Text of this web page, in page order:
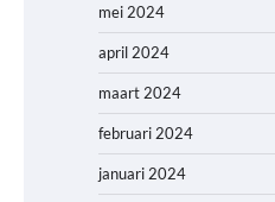
mei 2024
april 2024
maart 2024
februari 2024
januari 2024